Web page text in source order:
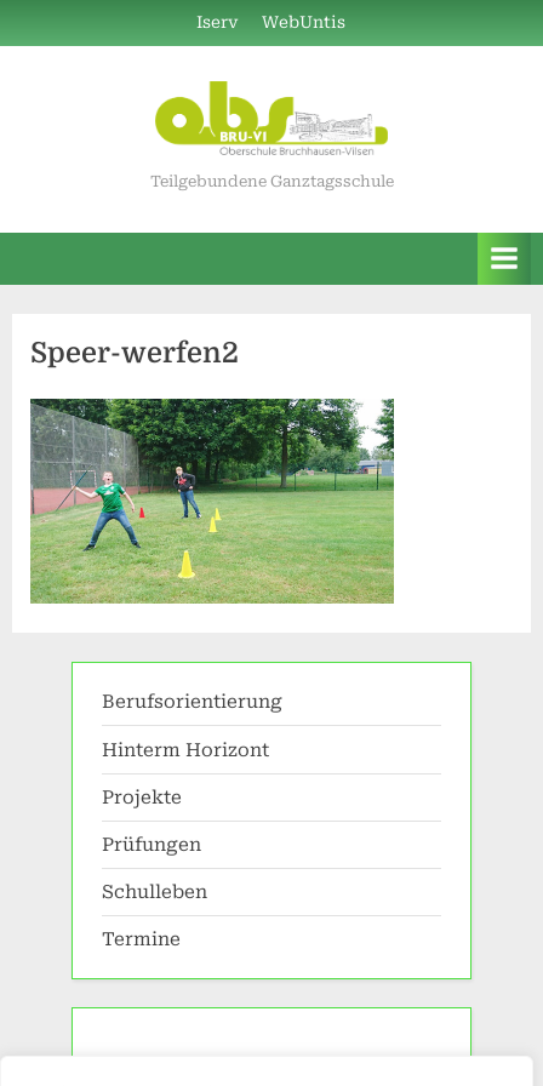
to
Iserv WebUntis
Teilgebundene Ganztagsschule
Speer-werfen2
Berufsorientierung
Hinterm Horizont
Projekte
Prüfungen
Schulleben
Termine